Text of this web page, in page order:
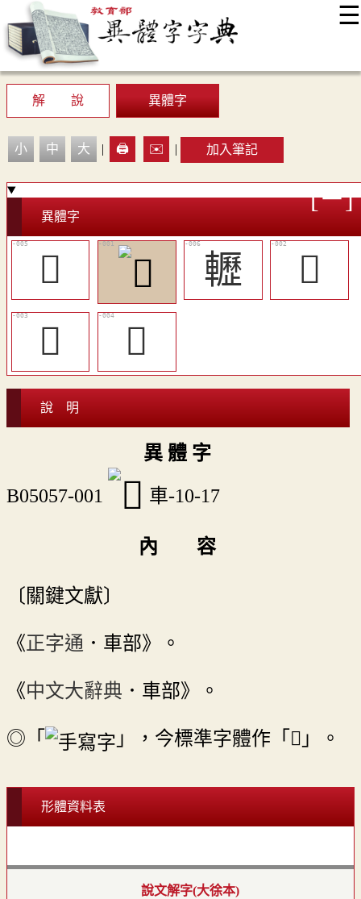
☰
最新消息
顯示模式
網站導覽
解 說
異體字
小 中 大 | 🖨️ ✉️ | 加入筆記
異體字
󸴿 轣
𨏬
󸴽
󸴾
說 明
異 體 字
B05057-001 車-10-17
內 容
〔關鍵文獻〕
《正字通 ．車部》。
《中文大辭典 ．車部》。
◎「 」，今標準字體作「𨍮」。
形體資料表
說文解字(大徐本)